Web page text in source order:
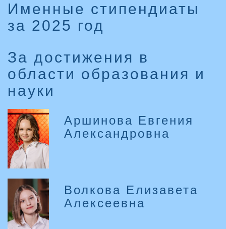
Именные стипендиаты
за 2025 год
За достижения в
области образования и
науки
Аршинова Евгения
Александровна
Волкова Елизавета
Алексеевна